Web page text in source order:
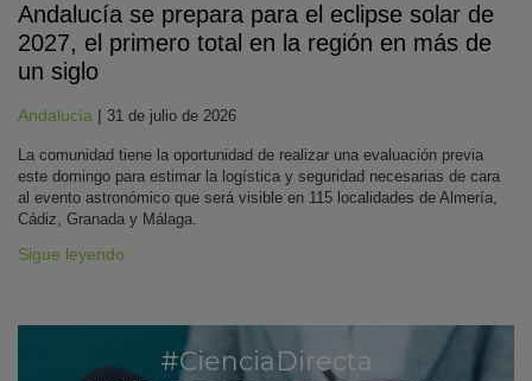
Andalucía se prepara para el eclipse solar de
2027, el primero total en la región en más de
un siglo
Andalucía | 31 de julio de 2026
La comunidad tiene la oportunidad de realizar una evaluación previa
este domingo para estimar la logística y seguridad necesarias de cara
al evento astronómico que será visible en 115 localidades de Almería,
Cádiz, Granada y Málaga.
Sigue leyendo
#CienciaDirecta